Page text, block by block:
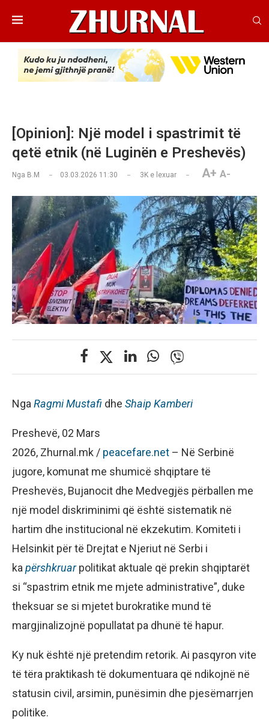
[Opinion]: Një model i spastrimit të
qetë etnik (në Luginën e Preshevës)
Nga B.M 03.03.2026 11:30 3K e lexuar A+ A-
NgaRagmi Mustafi dhe Shaip Kamberi
Preshevë, 02 Mars
2026, Zhurnal.mk / peacefare.net – Në Serbinë
jugore, komunat me shumicë shqiptare të
Preshevës, Bujanocit dhe Medvegjës përballen me
një model diskriminimi që është sistematik në
hartim dhe institucional në ekzekutim. Komiteti i
Helsinkit për të Drejtat e Njeriut në Serbi i
kapërshkruarpolitikat aktuale që prekin shqiptarët
si “spastrim etnik me mjete administrative”, duke
theksuar se si mjetet burokratike mund të
margjinalizojnë popullatat pa dhunë të hapur.
Ky nuk është një pretendim retorik. Ai pasqyron vite
të tëra praktikash të dokumentuara që ndikojnë në
statusin civil, arsimin, punësimin dhe pjesëmarrjen
politike.